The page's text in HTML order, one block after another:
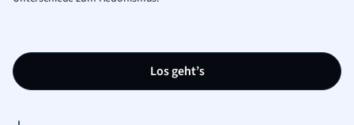
Los geht’s